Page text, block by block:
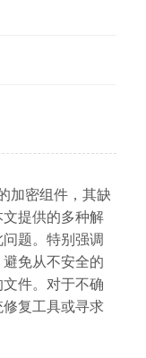
加密组件，其缺
提供的多种解
题。特别强调
免从不安全的
件。对于不确
复工具或寻求